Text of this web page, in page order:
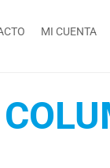
MI CUENTA